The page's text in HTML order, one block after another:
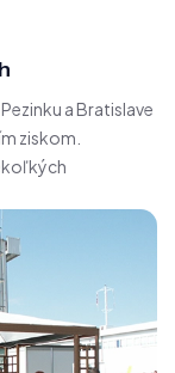
a Bratislave
ziskom.